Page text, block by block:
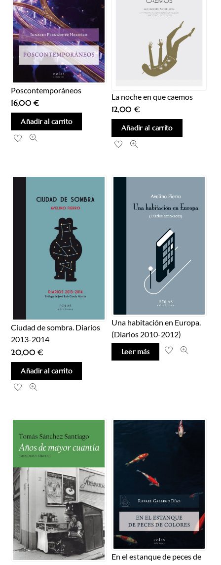
Poscontemporáneos
16,00€
Añadir al carrito
La noche en que caemos
12,00 €
Añadir al carrito
Ciudad de sombra. Diarios
2013-2014
20,00€
Añadir al carrito
Una habitación en Europa.
(Diarios 2010-2012)
Leer más
En el estanque de peces de